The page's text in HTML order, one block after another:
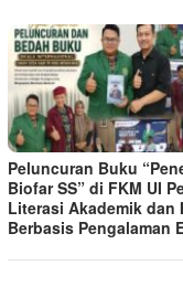
Peluncuran Buku
Biofar SS” di FKM UI
Literasi Akademik dan
Berbasis Pengalaman